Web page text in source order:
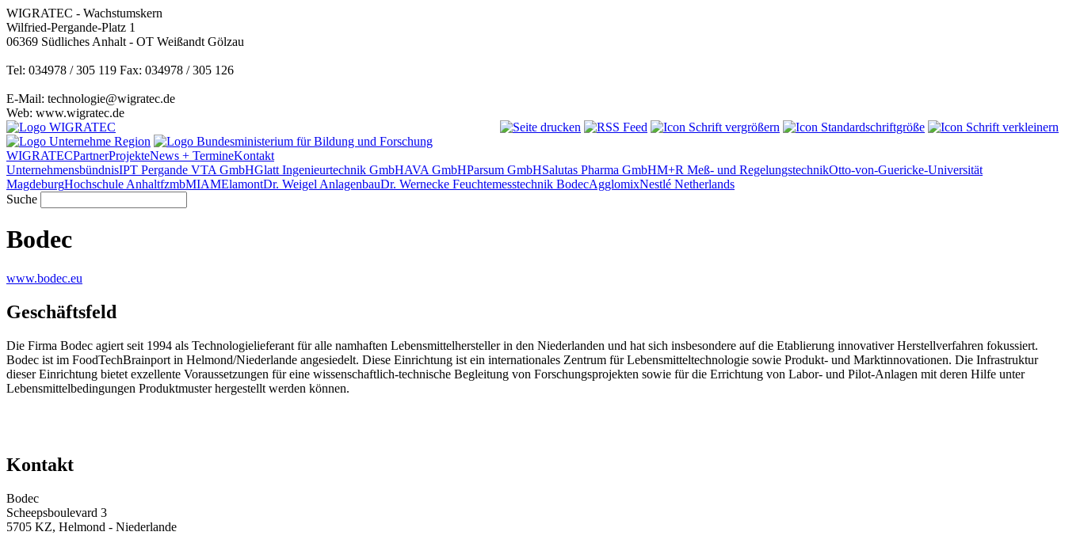
WIGRATEC - Wachstumskern
Wilfried-Pergande-Platz 1
06369 Südliches Anhalt - OT Weißandt Gölzau
Tel: 034978 / 305 119 Fax: 034978 / 305 126
E-Mail: technologie@wigratec.de
Web: www.wigratec.de
WIGRATECPartnerProjekteNews + TermineKontakt
UnternehmensbündnisIPT Pergande VTA GmbHGlatt Ingenieurtechnik GmbHAVA GmbHParsum GmbHSalutas Pharma GmbHM+R Meß- und RegelungstechnikOtto-von-Guericke-Universität
MagdeburgHochschule AnhaltfzmbMIAMElamontDr. Weigel AnlagenbauDr. Wernecke Feuchtemesstechnik BodecAgglomixNestlé Netherlands
Suche
Bodec
www.bodec.eu
Geschäftsfeld
Die Firma Bodec agiert seit 1994 als Technologielieferant für alle namhaften Lebensmittelhersteller in den Niederlanden und hat sich insbesondere auf die Etablierung innovativer Herstellverfahren fokussiert.
Bodec ist im FoodTechBrainport in Helmond/Niederlande angesiedelt. Diese Einrichtung ist ein internationales Zentrum für Lebensmitteltechnologie sowie Produkt- und Marktinnovationen. Die Infrastruktur
dieser Einrichtung bietet exzellente Voraussetzungen für eine wissenschaftlich-technische Begleitung von Forschungsprojekten sowie für die Errichtung von Labor- und Pilot-Anlagen mit deren Hilfe unter
Lebensmittelbedingungen Produktmuster hergestellt werden können.
Kontakt
Bodec
Scheepsboulevard 3
5705 KZ, Helmond - Niederlande